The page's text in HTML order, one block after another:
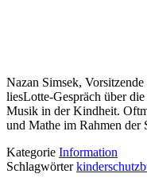
Nazan Simsek,
liesLotte-Gespräch über
Musik in der Kindheit.
und Mathe im Rahmen
Kategorie Information
Schlagwörter